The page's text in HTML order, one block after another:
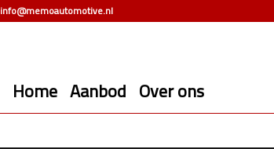
info@memoautomotive.nl
Home Aanbod Over ons